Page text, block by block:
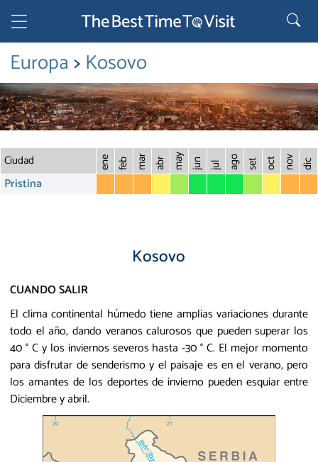
Europa>Kosovo
Ciudad ene feb mar abr may jun jul ago set oct nov dic
Pristina
Kosovo
CUANDO SALIR
El clima continental húmedo tiene amplias variaciones durante
todo el año, dando veranos calurosos que pueden superar los
40 ° C y los inviernos severos hasta -30 ° C. El mejor momento
para disfrutar de senderismo y el paisaje es en el verano, pero
los amantes de los deportes de invierno pueden esquiar entre
Diciembre y abril.